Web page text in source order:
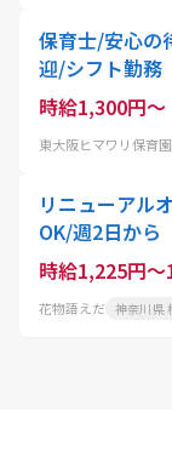
保育士/安心の
迎/シフト勤務
時給1,300円～
東大阪ヒマワリ保育園
リニューアル
OK/週2日から
時給1,225円
花物語えだ 神奈川県